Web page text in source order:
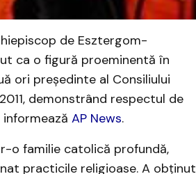
de Esztergom-
ca o figură proeminentă în
ori președinte al Consiliului
demonstrând respectul de
AP News.​
o familie catolică profundă,
practicile religioase. A obținut